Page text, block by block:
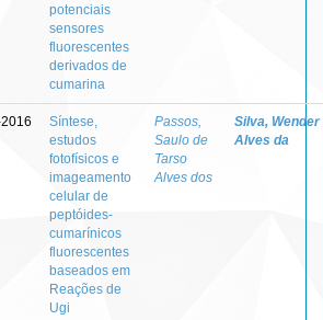
potenciais
sensores
fluorescentes
derivados de
cumarina
Síntese,
estudos
fotofísicos e
imageamento
celular de
peptóides-
cumarínicos
fluorescentes
baseados em
Reações de
Ugi
Passos,
Saulo de
Tarso
Alves dos
Silva, Wender
Alves da